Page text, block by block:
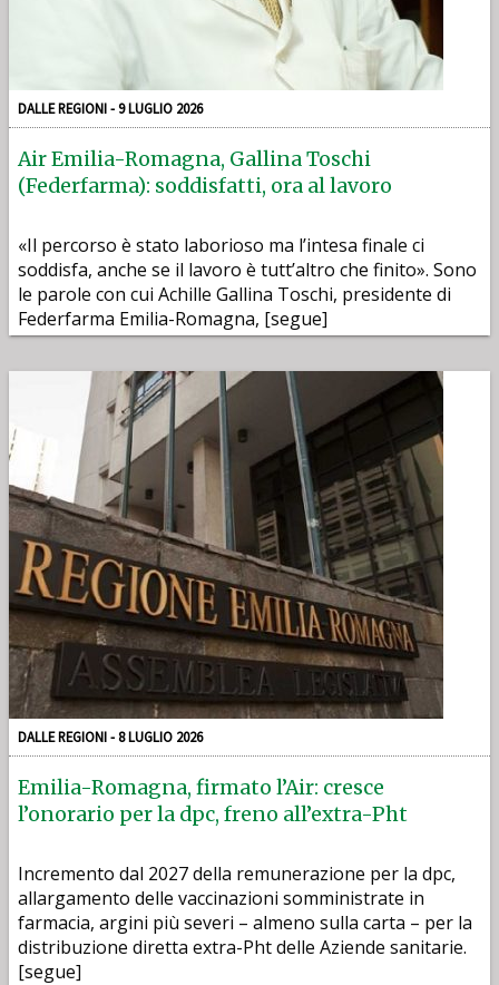
DALLE REGIONI - 9 LUGLIO 2026
Air Emilia-Romagna, Gallina Toschi
(Federfarma): soddisfatti, ora al lavoro
«Il percorso è stato laborioso ma l’intesa finale ci
soddisfa, anche se il lavoro è tutt’altro che finito». Sono
le parole con cui Achille Gallina Toschi, presidente di
Federfarma Emilia-Romagna, [segue]
DALLE REGIONI - 8 LUGLIO 2026
Emilia-Romagna, firmato l’Air: cresce
l’onorario per la dpc, freno all’extra-Pht
Incremento dal 2027 della remunerazione per la dpc,
allargamento delle vaccinazioni somministrate in
farmacia, argini più severi – almeno sulla carta – per la
distribuzione diretta extra-Pht delle Aziende sanitarie.
[segue]